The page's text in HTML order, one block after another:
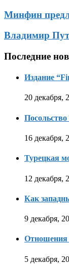
Минфин
Владимир
Последние
Издание
20 декабря,
16 декабря,
Турецкая
12 декабря,
Как
9 декабря,
Отношения
5 декабря,